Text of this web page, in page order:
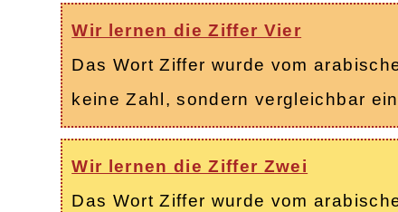
Wir lernen die Ziffer Vier
Das Wort Ziffer wurde vom
keine Zahl, sondern vergleichbar
Wir lernen die Ziffer Zwei
Das Wort Ziffer wurde vom